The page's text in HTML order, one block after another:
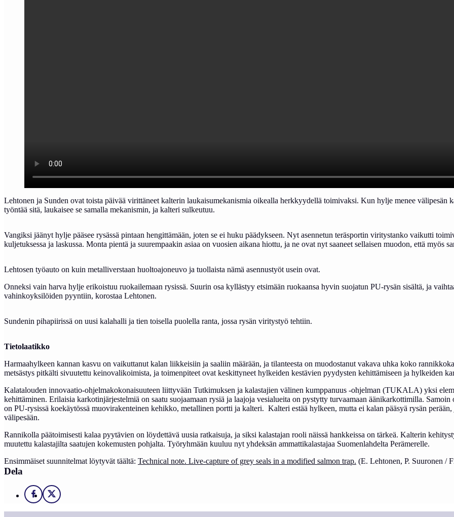
Lehtonen ja Sunden ovat toista päivää virittäneet kalterin laukaisumekanismia oikealla herkkyydellä toimivaksi. Kun hylje menee välipesän
työntää sitä, laukaisee se samalla mekanismin, ja kalteri sulkeutuu.
Vangiksi jäänyt hylje pääsee rysässä pintaan hengittämään, joten se ei huku päädykseen. Nyt asennetun teräsportin viritystanko vaikutti
kuljetuksessa ja laskussa. Monta pientä ja suurempaakin asiaa on vuosien aikana hiottu, ja ne ovat nyt saaneet sellaisen muodon, että myös
Lehtosen työauto on kuin metalliverstaan huoltoajoneuvo ja tuollaista nämä asennustyöt usein ovat.
Onneksi vain harva hylje erikoistuu ruokailemaan rysissä. Suurin osa kyllästyy etsimään ruokaansa hyvin suojatun PU-rysän sisältä, ja
vahinkoyksilöiden pyyntiin, korostaa Lehtonen.
Sundenin pihapiirissä on uusi kalahalli ja tien toisella puolella ranta, jossa rysän viritystyö tehtiin.
Tietolaatikko
Harmaahylkeen kannan kasvu on vaikuttanut kalan liikkeisiin ja saaliin määrään, ja tilanteesta on muodostanut vakava uhka koko
metsästys pitkälti sivuutettu keinovalikoimista, ja toimenpiteet ovat keskittyneet hylkeiden kestävien pyydysten kehittämiseen ja hylkeiden
Kalatalouden innovaatio-ohjelmakokonaisuuteen liittyvään Tutkimuksen ja kalastajien välinen kumppanuus -ohjelman (TUKALA) yksi
kehittäminen. Erilaisia karkotinjärjestelmiä on saatu suojaamaan rysiä ja laajoja vesialueita on pystytty turvaamaan äänikarkottimilla.
on PU-rysissä koekäytössä muovirakenteinen kehikko, metallinen portti ja kalteri. Kalteri estää hylkeen, mutta ei kalan pääsyä rysän
välipesään.
Rannikolla päätoimisesti kalaa pyytävien on löydettävä uusia ratkaisuja, ja siksi kalastajan rooli näissä hankkeissa on tärkeä. Kalterin
muutettu kalastajilta saatujen kokemusten pohjalta. Työryhmään kuuluu nyt yhdeksän ammattikalastajaa Suomenlahdelta Perämerelle.
Ensimmäiset suunnitelmat löytyvät täältä: Technical note. Live-capture of grey seals in a modified salmon trap. (E. Lehtonen, P. Suuronen /
Dela
Facebook
X